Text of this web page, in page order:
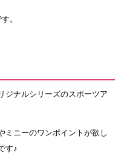
。
ジナルシリーズのスポーツア
ミニーのワンポイントが欲し
す♪